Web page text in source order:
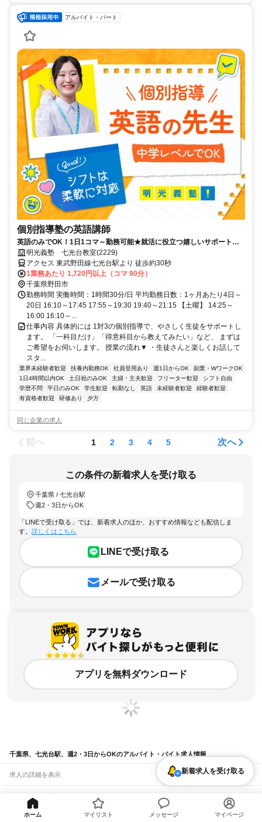
アルバイト・パート
個別指導塾の英語講師
英語のみでOK！1日1コマ～勤務可能★就活に役立つ嬉しいサポートも
◎ミドル・シニアも活躍中
明光義塾 七光台教室(2229)
アクセス 東武野田線七光台駅より 徒歩約30秒
1業務あたり 1,720円以上（コマ 90分）
千葉県野田市
勤務時間 実働時間：1時間30分/日 平均勤務日数：1ヶ月あたり4日～
20日 16:10～17:45 17:55～19:30 19:40～21:15 【土曜】 14:25～
16:00 16:10～...
仕事内容 具体的には 1対3の個別指導で、やさしく生徒をサポートし
ます。 「一科目だけ」「得意科目から教えてみたい」など、 まずは
ご希望をお伺いします。 授業の流れ▼ ・生徒さんと楽しくお話して
スタ...
業界未経験者歓迎 扶養内勤務OK 社員登用あり 週1日からOK
副業・WワークOK
1日4時間以内OK
土日祝のみOK 主婦・主夫歓迎 フリーター歓迎
シフト自由
学歴不問
平日のみOK 学生歓迎 転勤なし 英語 未経験者歓迎
経験者歓迎
有資格者歓迎
研修あり 夕方
同じ企業の求人
前へ 1 2 3 4 5 次へ
この条件の新着求人を受け取る
千葉県 / 七光台駅
週2・3日からOK
「LINEで受け取る」では、新着求人のほか、おすすめ情報なども配信しま
す。 詳しくはこちら
LINEで受け取る
メールで受け取る
アプリを無料ダウンロード
千葉県、七光台駅、週2・3日からOKのアルバイト・バイト求人情報
求人の詳細を表示
市区町村を追加・変更
関連キーワード
新着求人を受け取る
ホーム マイリスト メッセージ マイページ